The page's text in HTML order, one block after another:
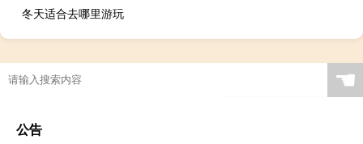
冬天适合去哪里游玩
☚
公告